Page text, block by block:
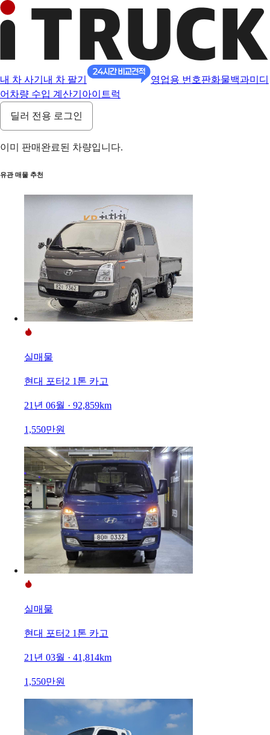
내 차 사기 내 차 팔기 영업용 번호판화물백과미디
어 차량 수입 계산기 아이트럭
딜러 전용 로그인
이미 판매완료된 차량입니다.
유관 매물 추천
실매물
현대 포터2 1톤 카고
21년 06월 · 92,859km
1,550만원
실매물
현대 포터2 1톤 카고
21년 03월 · 41,814km
1,550만원